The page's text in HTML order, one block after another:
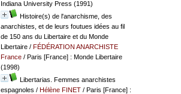
Indiana University Press (1991)
Histoire(s) de l'anarchisme, des
anarchistes, et de leurs foutues idées au fil
de 150 ans du Libertaire et du Monde
Libertaire/ FÉDÉRATION ANARCHISTE
France/ Paris [France] : Monde Libertaire
(1998)
Libertarias. Femmes anarchistes
espagnoles / Hélène FINET/ Paris [France] :